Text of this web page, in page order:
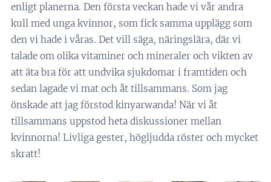
enligt planerna. Den första veckan hade vi vår andra
kull med unga kvinnor, som fick samma upplägg som
den vi hade i våras. Det vill säga, näringslära, där vi
talade om olika vitaminer och mineraler och vikten av
att äta bra för att undvika sjukdomar i framtiden och
sedan lagade vi mat och åt tillsammans. Som jag
önskade att jag förstod kinyarwanda! När vi åt
tillsammans uppstod heta diskussioner mellan
kvinnorna! Livliga gester, högljudda röster och mycket
skratt!